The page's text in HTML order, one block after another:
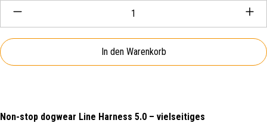
Produkt Anzahl: Gib den gewünschten Wert ein oder
In den Warenkorb
Non-stop dogwear Line Harness 5.0 – vielseitiges